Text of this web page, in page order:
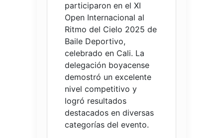
participaron en el XI
Open Internacional al
Ritmo del Cielo 2025 de
Baile Deportivo,
celebrado en Cali. La
delegación boyacense
demostró un excelente
nivel competitivo y
logró resultados
destacados en diversas
categorías del evento.